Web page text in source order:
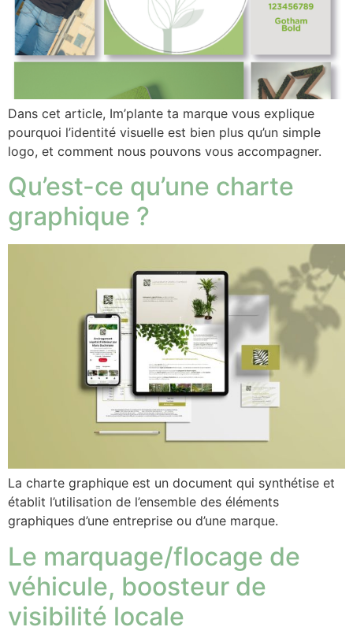
Dans cet article, Im’plante ta marque vous explique
pourquoi l’identité visuelle est bien plus qu’un simple
logo, et comment nous pouvons vous accompagner.
Qu’est-ce qu’une charte
graphique ?
La charte graphique est un document qui synthétise et
établit l’utilisation de l’ensemble des éléments
graphiques d’une entreprise ou d’une marque.
Le marquage/flocage de
véhicule, boosteur de
visibilité locale